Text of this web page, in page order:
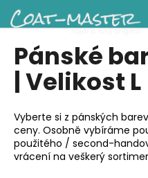
Přejít
na
obsah
Pánské
| Velikost L
Vyberte si z pánských
ceny. Osobně vybíráme
použitého / second-
vrácení na veškerý
o
C
o
p
o
t
ř